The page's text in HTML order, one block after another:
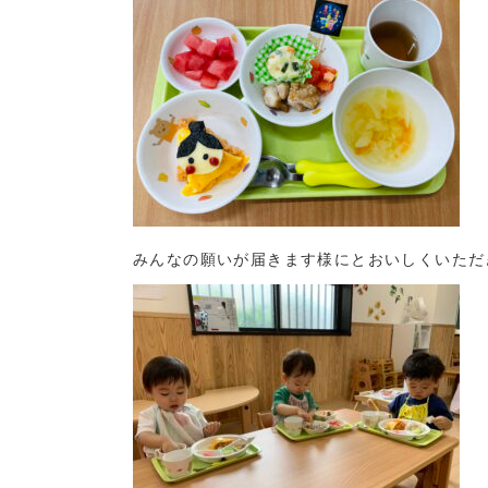
みんなの願いが届きます様にとおいしくいただ